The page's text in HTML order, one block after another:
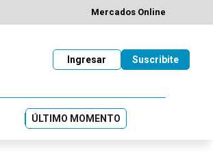
Mercados Online
Suscribite
Ingresar
ÚLTIMO MOMENTO